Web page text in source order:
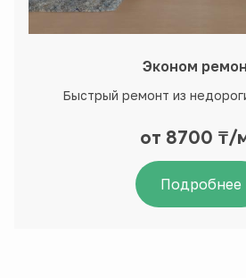
Эконом
Быстрый ремонт из
от 8700 ₸/
Подробнее